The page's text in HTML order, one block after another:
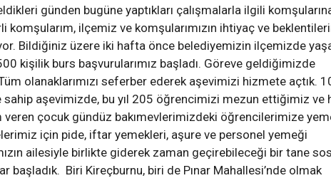
günden bugüne yaptıkları çalışmalarla ilgili
komşularım, ilçemiz ve komşularımızın ihtiyaç ve
Bildiğiniz üzere iki hafta önce belediyemizin ilçemizde
kişilik burs başvurularımız başladı. Göreve geldiğimizde
olanaklarımızı seferber ederek aşevimizi hizmete açtık.
aşevimizde, bu yıl 205 öğrencimizi mezun ettiğimiz ve
çocuk gündüz bakımevlerimizdeki öğrencilerimize
için pide, iftar yemekleri, aşure ve personel yemeği
ailesiyle birlikte giderek zaman geçirebileceği bir tane
başladık. Biri Kireçburnu, biri de Pınar Mahallesi’nde olmak